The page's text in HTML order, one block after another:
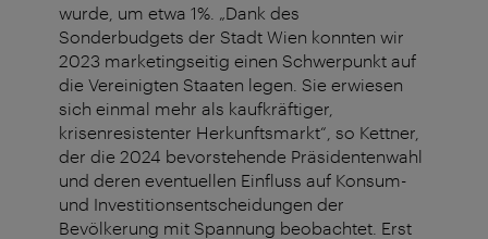
wurde, um etwa 1%. „Dank des
Sonderbudgets der Stadt Wien konnten wir
2023 marketingseitig einen Schwerpunkt auf
die Vereinigten Staaten legen. Sie erwiesen
sich einmal mehr als kaufkräftiger,
krisenresistenter Herkunftsmarkt“, so Kettner,
der die 2024 bevorstehende Präsidentenwahl
und deren eventuellen Einfluss auf Konsum-
und Investitionsentscheidungen der
Bevölkerung mit Spannung beobachtet. Erst